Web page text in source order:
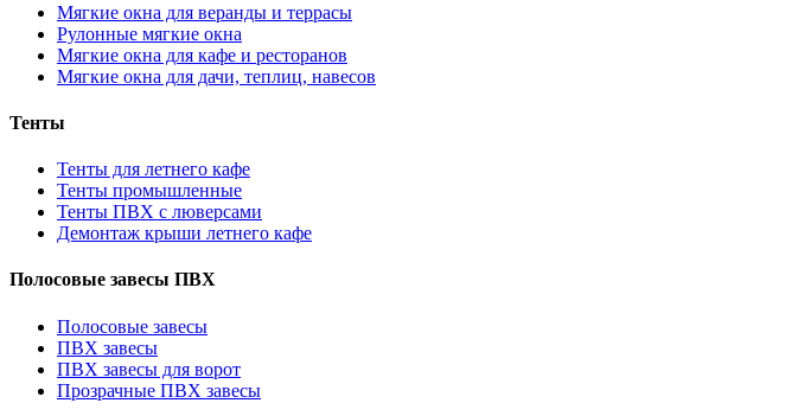
Мягкие окна для веранды и террасы
Рулонные мягкие окна
Мягкие окна для кафе и ресторанов
Мягкие окна для дачи, теплиц, навесов
Тенты
Тенты для летнего кафе
Тенты промышленные
Тенты ПВХ с люверсами
Демонтаж крыши летнего кафе
Полосовые завесы ПВХ
Полосовые завесы
ПВХ завесы
ПВХ завесы для ворот
Прозрачные ПВХ завесы